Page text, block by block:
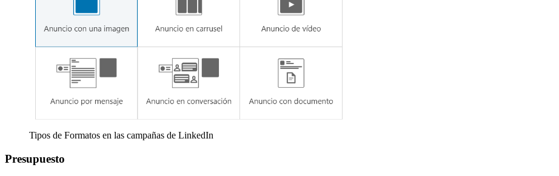
Tipos de Formatos en las campañas de LinkedIn
Presupuesto